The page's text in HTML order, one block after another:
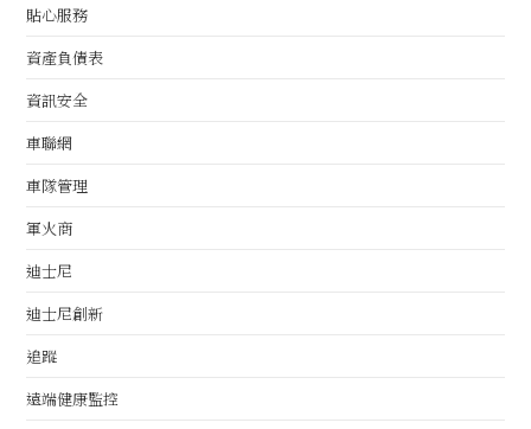
貼心服務
資產負債表
資訊安全
車聯網
車隊管理
軍火商
迪士尼
迪士尼創新
追蹤
遠端健康監控